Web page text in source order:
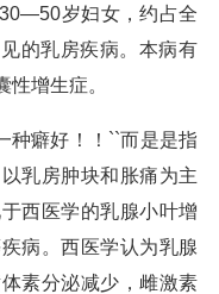
岁妇女，约占全
的乳房疾病。本病有
增生症。
种癖好！！``而是是指
乳房肿块和胀痛为主
西医学的乳腺小叶增
病。西医学认为乳腺
素分泌减少，雌激素